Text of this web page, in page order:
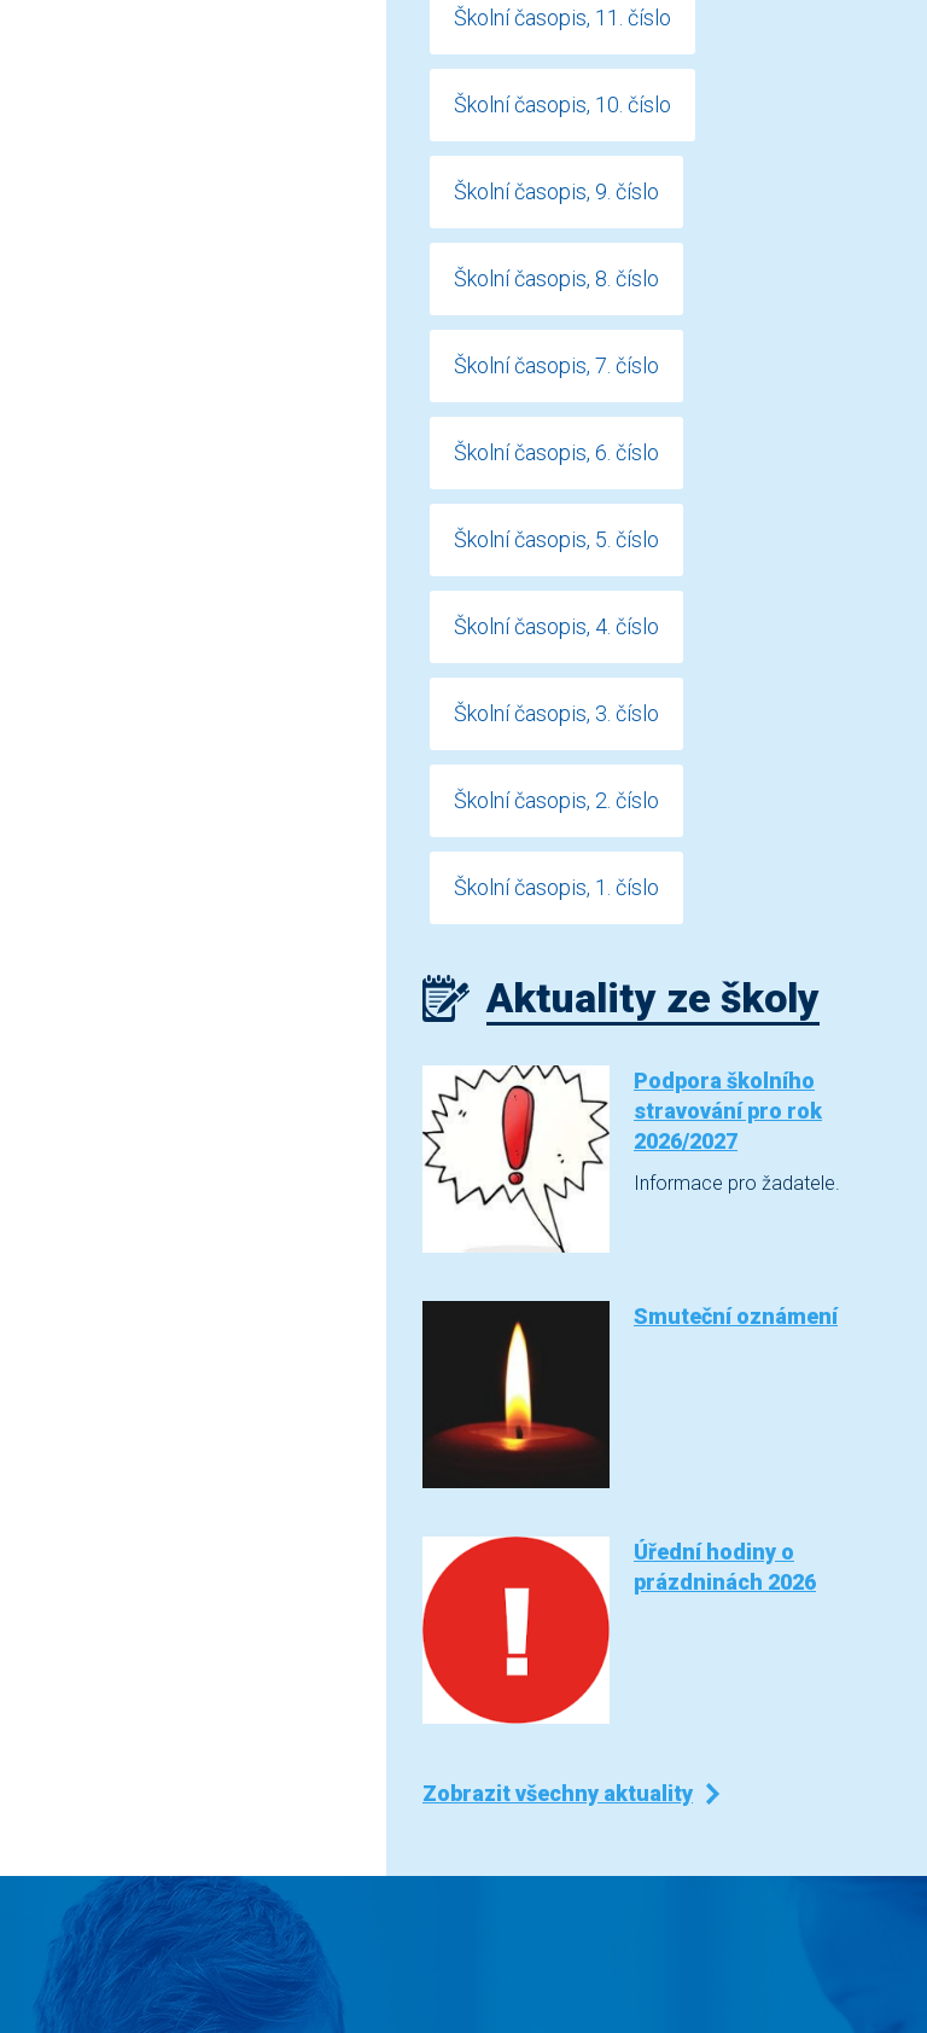
Školní časopis, 11. číslo
Školní časopis, 10. číslo
Školní časopis, 9. číslo
Školní časopis, 8. číslo
Školní časopis, 7. číslo
Školní časopis, 6. číslo
Školní časopis, 5. číslo
Školní časopis, 4. číslo
Školní časopis, 3. číslo
Školní časopis, 2. číslo
Školní časopis, 1. číslo
Aktuality ze školy
Podpora školního
stravování pro rok
2026/2027
Informace pro žadatele.
Smuteční oznámení
Úřední hodiny o
prázdninách 2026
Zobrazit všechny aktuality